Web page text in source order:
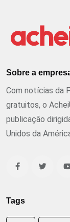
Sobre a
Com notícias da
gratuitos, o
publicação
Unidos da
Tags